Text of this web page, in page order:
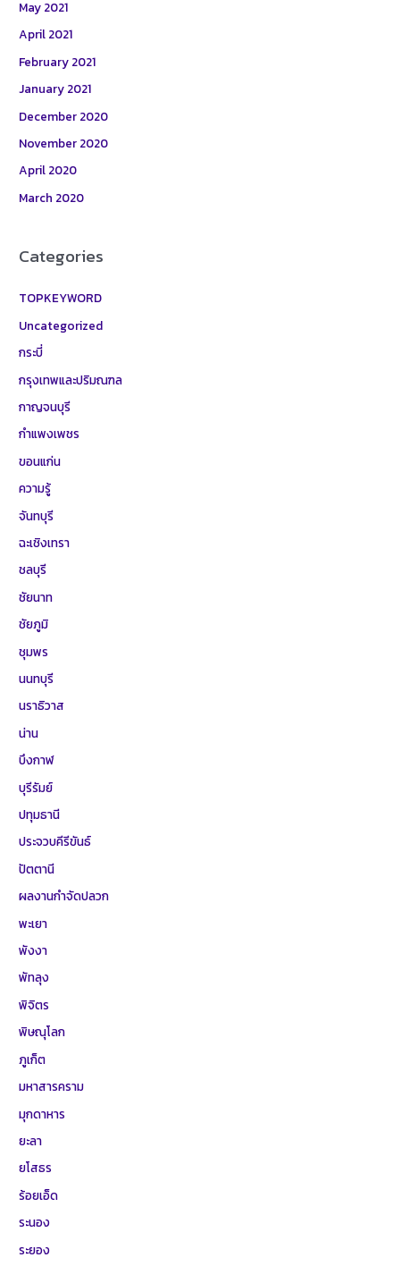
May 2021
April 2021
February 2021
January 2021
December 2020
November 2020
April 2020
March 2020
Categories
TOPKEYWORD
Uncategorized
กระบี่
กรุงเทพและปริมณฑล
กาญจนบุรี
กำแพงเพชร
ขอนแก่น
ความรู้
จันทบุรี
ฉะเชิงเทรา
ชลบุรี
ชัยนาท
ชัยภูมิ
ชุมพร
นนทบุรี
นราธิวาส
น่าน
บึงกาฬ
บุรีรัมย์
ปทุมธานี
ประจวบคีรีขันธ์
ปัตตานี
ผลงานกำจัดปลวก
พะเยา
พังงา
พัทลุง
พิจิตร
พิษณุโลก
ภูเก็ต
มหาสารคราม
มุกดาหาร
ยะลา
ยโสธร
ร้อยเอ็ด
ระนอง
ระยอง